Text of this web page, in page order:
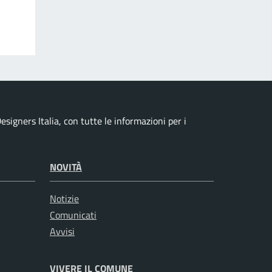
Italia, con tutte le informazioni per i
NOVITÀ
Notizie
Comunicati
Avvisi
VIVERE IL COMUNE